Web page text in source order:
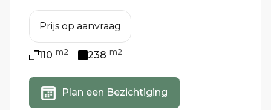
Prijs op aanvraag
€ 1k.k.
110 m2 238 m2
Plan een Bezichtiging